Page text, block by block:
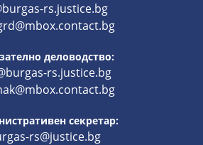
rs.justice.bg
деловодство:
rs.justice.bg
секретар:
rs@justice.bg